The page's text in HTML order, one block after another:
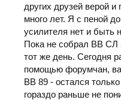
других друзей верой
много лет. Я с пеной
усилителя нет и быть
Пока не собрал ВВ СЛ
тот же день. Сегодня
помощью форумчан,
ВВ 89 - остался
гораздо раньше не